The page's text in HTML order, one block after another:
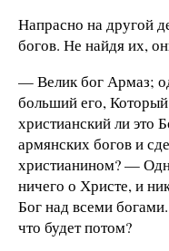
Напрасно на другой
богов. Не найдя их,
— Велик бог Армаз;
больший его,
христианский ли это
армянских богов и
христианином? —
ничего о Христе, и
Бог над всеми
что будет потом?